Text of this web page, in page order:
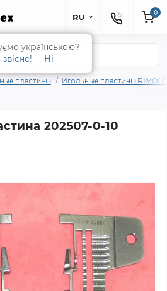
RU 0
пластины Игольные пластины
202507-0-10
українською?
звісно!
Ні